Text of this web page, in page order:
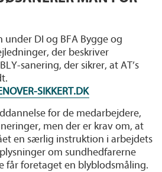
DI og BFA Bygge og
der beskriver
sanering, der sikrer, at AT’s
SIKKERT.DK
for de medarbejdere,
men der er krav om, at
en særlig instruktion i arbejdets
om sundhedfarerne
får foretaget en blyblodsmåling.